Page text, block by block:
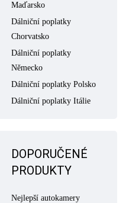
Maďarsko
Dálniční poplatky
Chorvatsko
Dálniční poplatky
Německo
Dálniční poplatky Polsko
Dálniční poplatky Itálie
DOPORUČENÉ
PRODUKTY
Nejlepší autokamery